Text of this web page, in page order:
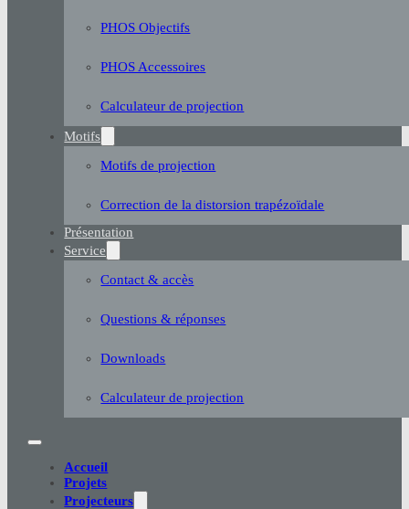
PHOS Objectifs
PHOS Accessoires
Calculateur de projection
Motifs
Motifs de projection
Correction de la distorsion trapézoïdale
Présentation
Service
Contact & accès
Questions & réponses
Downloads
Calculateur de projection
Accueil
Projets
Projecteurs